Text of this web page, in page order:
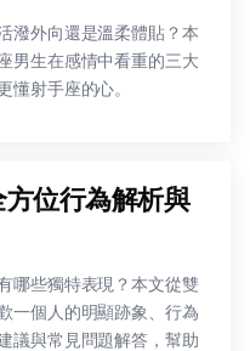
潑外向還是溫柔體貼？本
男生在感情中看重的三大
懂射手座的心。
位行為解析與
哪些獨特表現？本文從雙
一個人的明顯跡象、行為
議與常見問題解答，幫助